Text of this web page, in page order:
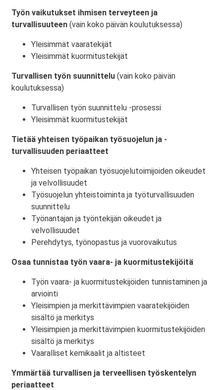
Työn vaikutukset ihmisen terveyteen ja
turvallisuuteen (vain koko päivän koulutuksessa)
Yleisimmät vaaratekijät
Yleisimmät kuormitustekijät
Turvallisen työn suunnittelu (vain koko päivän
koulutuksessa)
Turvallisen työn suunnittelu -prosessi
Yleisimmät kuormitustekijät
Tietää yhteisen työpaikan työsuojelun ja -
turvallisuuden periaatteet
Yhteisen työpaikan työsuojelutoimijoiden oikeudet
ja velvollisuudet
Työsuojelun yhteistoiminta ja työturvallisuuden
suunnittelu
Työnantajan ja työntekijän oikeudet ja
velvollisuudet
Perehdytys, työnopastus ja vuorovaikutus
Osaa tunnistaa työn vaara- ja kuormitustekijöitä
Työn vaara- ja kuormitustekijöiden tunnistaminen ja
arviointi
Yleisimpien ja merkittävimpien vaaratekijöiden
sisältö ja merkitys
Yleisimpien ja merkittävimpien kuormitustekijöiden
sisältö ja merkitys
Vaaralliset kemikaalit ja altisteet
Ymmärtää turvallisen ja terveellisen työskentelyn
periaatteet